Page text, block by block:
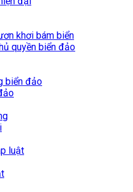
khơi bám biển
quyền biển đảo
biển đảo
luật